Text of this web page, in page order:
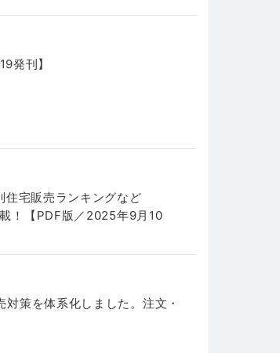
発刊】
宅販売ランキングなど
！【PDF版／2025年9月10
策を体系化しました。注文・